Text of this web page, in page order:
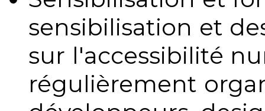
sensibilisation et
sur l'accessibilité
régulièrement